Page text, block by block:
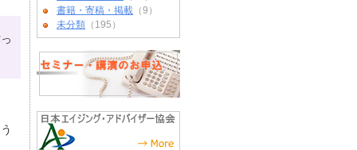
書籍・寄稿・掲載 （9）
未分類 （195）